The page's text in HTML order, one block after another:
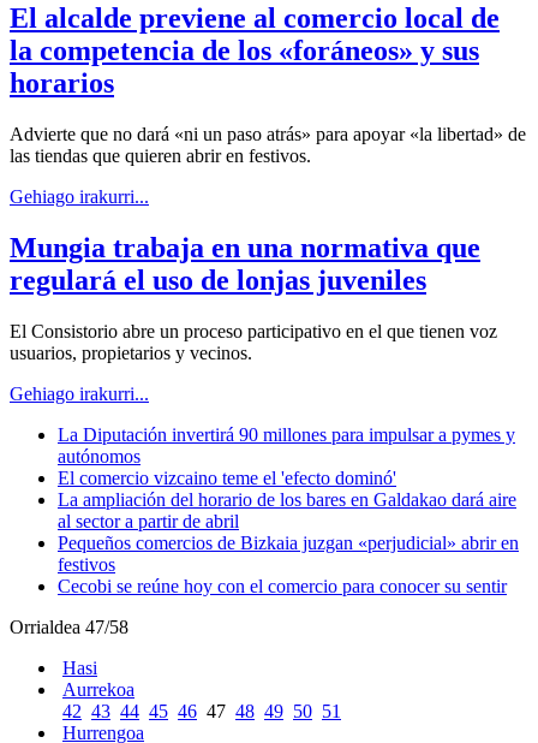
El alcalde previene al comercio local de
la competencia de los «foráneos» y sus
horarios
Advierte que no dará «ni un paso atrás» para apoyar «la libertad» de
las tiendas que quieren abrir en festivos.
Gehiago irakurri...
Mungia trabaja en una normativa que
regulará el uso de lonjas juveniles
El Consistorio abre un proceso participativo en el que tienen voz
usuarios, propietarios y vecinos.
Gehiago irakurri...
La Diputación invertirá 90 millones para impulsar a pymes y
autónomos
El comercio vizcaino teme el 'efecto dominó'
La ampliación del horario de los bares en Galdakao dará aire
al sector a partir de abril
Pequeños comercios de Bizkaia juzgan «perjudicial» abrir en
festivos
Cecobi se reúne hoy con el comercio para conocer su sentir
Orrialdea 47/58
Hasi
Aurrekoa
42 43 44 45 46 47 48 49 50 51
Hurrengoa